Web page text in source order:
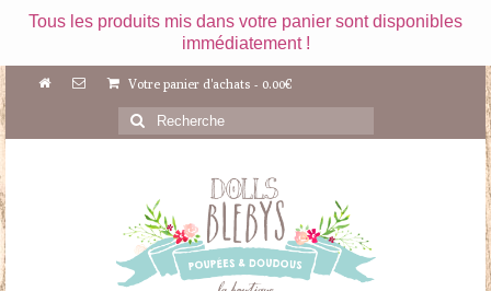
Tous les produits mis dans votre panier sont disponibles
immédiatement !
Votre panier d'achats - 0.00€
Rechercher
: